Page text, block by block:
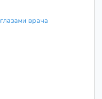
врача